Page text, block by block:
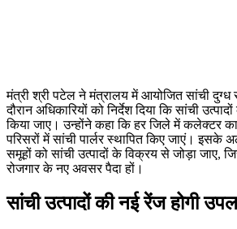
मंत्री श्री पटेल ने मंत्रालय में आयोजित सांची
दौरान अधिकारियों को निर्देश दिया कि सांची
किया जाए। उन्होंने कहा कि हर जिले में कलेक्टर
परिसरों में सांची पार्लर स्थापित किए जाएं। इसके
समूहों को सांची उत्पादों के विक्रय से जोड़ा जाए,
रोजगार के नए अवसर पैदा हों।
सांची उत्पादों की नई रेंज होगी